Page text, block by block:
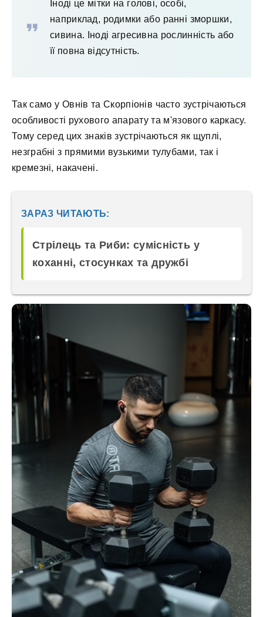
Іноді це мітки на голові, особі,
наприклад, родимки або ранні зморшки,
сивина. Іноді агресивна рослинність або
її повна відсутність.
Так само у Овнів та Скорпіонів часто зустрічаються
особливості рухового апарату та м'язового каркасу.
Тому серед цих знаків зустрічаються як щуплі,
незграбні з прямими вузькими тулубами, так і
кремезні, накачені.
ЗАРАЗ ЧИТАЮТЬ:
Стрілець та Риби: сумісність у
коханні, стосунках та дружбі